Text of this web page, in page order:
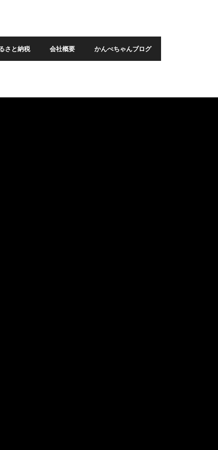
さと納税 会社概要 かんべちゃんブログ